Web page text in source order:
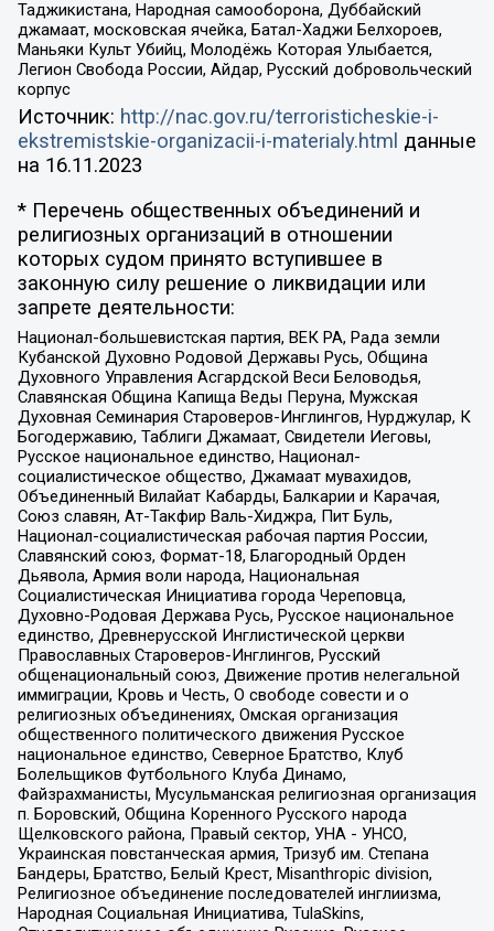
Таджикистана, Народная самооборона, Дуббайский
джамаат, московская ячейка, Батал-Хаджи Белхороев,
Маньяки Культ Убийц, Молодёжь Которая Улыбается,
Легион Свобода России, Айдар, Русский добровольческий
корпус
Источник: http://nac.gov.ru/terroristicheskie-i-
ekstremistskie-organizacii-i-materialy.html данные
на 16.11.2023
* Перечень общественных объединений и
религиозных организаций в отношении
которых судом принято вступившее в
законную силу решение о ликвидации или
запрете деятельности:
Национал-большевистская партия, ВЕК РА, Рада земли
Кубанской Духовно Родовой Державы Русь, Община
Духовного Управления Асгардской Веси Беловодья,
Славянская Община Капища Веды Перуна, Мужская
Духовная Семинария Староверов-Инглингов, Нурджулар, К
Богодержавию, Таблиги Джамаат, Свидетели Иеговы,
Русское национальное единство, Национал-
социалистическое общество, Джамаат мувахидов,
Объединенный Вилайат Кабарды, Балкарии и Карачая,
Союз славян, Ат-Такфир Валь-Хиджра, Пит Буль,
Национал-социалистическая рабочая партия России,
Славянский союз, Формат-18, Благородный Орден
Дьявола, Армия воли народа, Национальная
Социалистическая Инициатива города Череповца,
Духовно-Родовая Держава Русь, Русское национальное
единство, Древнерусской Инглистической церкви
Православных Староверов-Инглингов, Русский
общенациональный союз, Движение против нелегальной
иммиграции, Кровь и Честь, О свободе совести и о
религиозных объединениях, Омская организация
общественного политического движения Русское
национальное единство, Северное Братство, Клуб
Болельщиков Футбольного Клуба Динамо,
Файзрахманисты, Мусульманская религиозная организация
п. Боровский, Община Коренного Русского народа
Щелковского района, Правый сектор, УНА - УНСО,
Украинская повстанческая армия, Тризуб им. Степана
Бандеры, Братство, Белый Крест, Misanthropic division,
Религиозное объединение последователей инглиизма,
Народная Социальная Инициатива, TulaSkins,